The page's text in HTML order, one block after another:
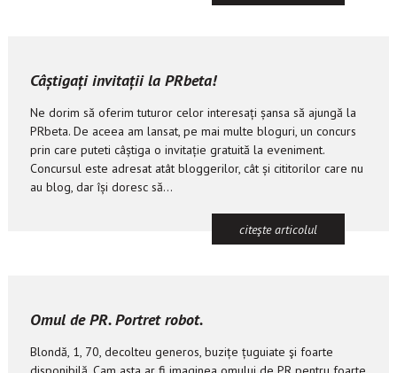
Câștigați invitații la PRbeta!
Ne dorim să oferim tuturor celor interesați șansa să ajungă la
PRbeta. De aceea am lansat, pe mai multe bloguri, un concurs
prin care puteti câștiga o invitație gratuită la eveniment.
Concursul este adresat atât bloggerilor, cât și cititorilor care nu
au blog, dar își doresc să...
citeşte articolul
Omul de PR. Portret robot.
Blondă, 1, 70, decolteu generos, buzițe țuguiate şi foarte